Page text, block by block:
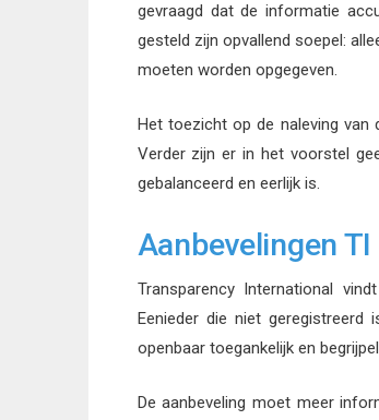
gevraagd dat de informatie
gesteld zijn opvallend soepel:
moeten worden opgegeven.
Het toezicht op de naleving van
Verder zijn er in het voorstel
gebalanceerd en eerlijk is.
Aanbevelingen TI
Transparency International
Eenieder die niet geregistreerd
openbaar toegankelijk en
De aanbeveling moet meer